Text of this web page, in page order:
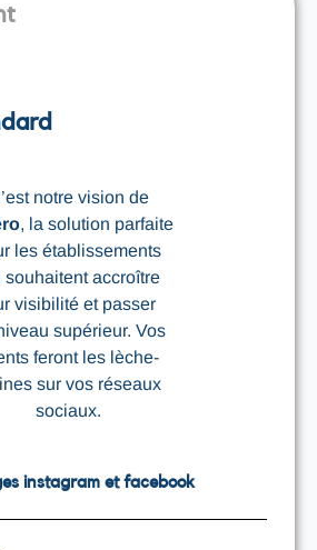
notre vision de
, la solution parfaite
les établissements
souhaitent accroître
visibilité et passer
supérieur. Vos
feront les lèche-
sur vos réseaux
sociaux.
instagram et facebook